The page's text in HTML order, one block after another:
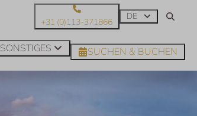
+31 (0)113-371866
DE
SONSTIGES SUCHEN & BUCHEN